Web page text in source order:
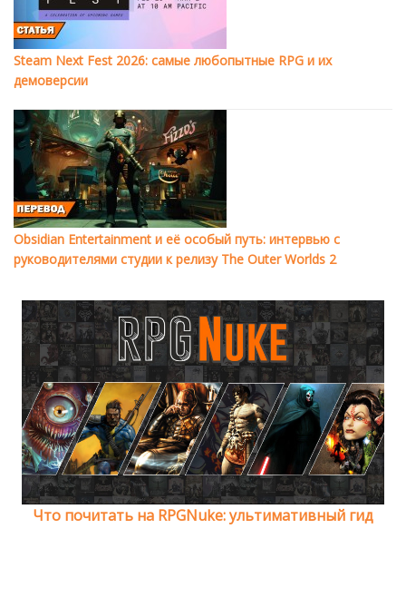
Steam Next Fest 2026: самые любопытные RPG и их
демоверсии
Obsidian Entertainment и её особый путь: интервью с
руководителями студии к релизу The Outer Worlds 2
Что почитать на RPGNuke: ультимативный гид